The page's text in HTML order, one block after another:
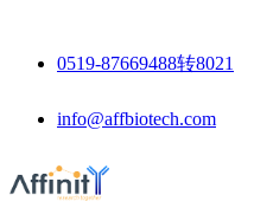
0519-87669488转8021
info@affbiotech.com